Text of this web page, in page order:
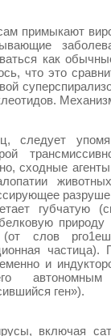
примыкают
как
что это
следует
сходные
губчатую
(от слов
частица).
и
ген»).
включая